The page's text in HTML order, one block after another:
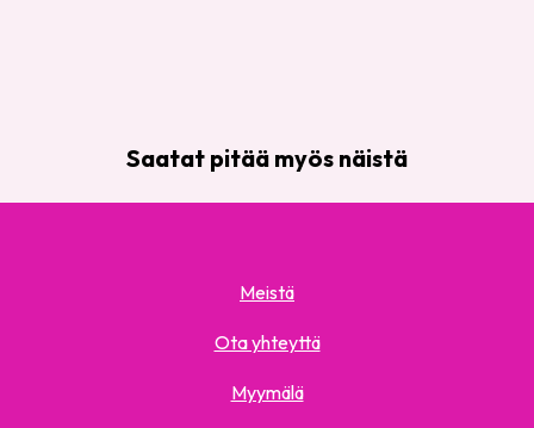
Saatat pitää myös näistä
Meistä
Ota yhteyttä
Myymälä